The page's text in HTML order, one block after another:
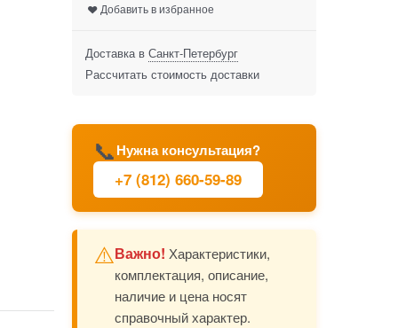
📞Нужна консультация?
+7 (812) 660-59-89
⚠️Важно! Характеристики,
комплектация, описание,
наличие и цена носят
справочный характер.
Добавить в избранное
Доставка в Санкт-Петербург
Рассчитать стоимость доставки